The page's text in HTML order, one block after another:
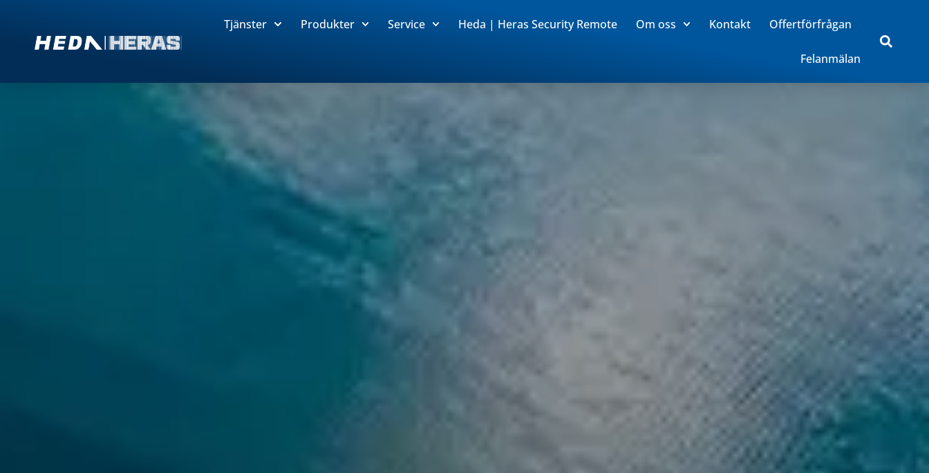
Tjänster Produkter Service Heda | Heras Security Remote Om oss Kontakt Offertförfrågan
Felanmälan